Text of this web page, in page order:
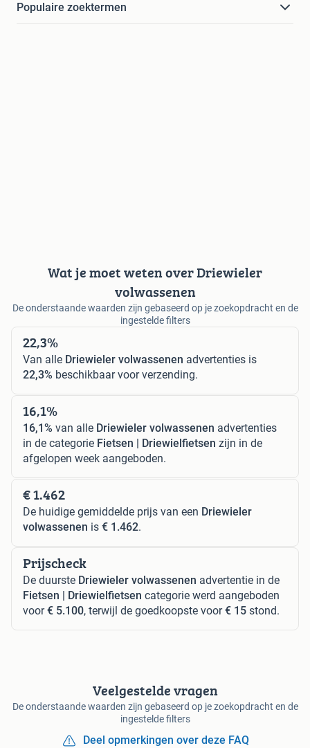
Populaire zoektermen
Wat je moet weten over Driewieler
volwassenen
De onderstaande waarden zijn gebaseerd op je zoekopdracht en de
ingestelde filters
22,3%
Van alle Driewieler volwassenen advertenties is
22,3% beschikbaar voor verzending.
16,1%
16,1% van alle Driewieler volwassenen advertenties
in de categorie Fietsen | Driewielfietsen zijn in de
afgelopen week aangeboden.
€ 1.462
De huidige gemiddelde prijs van een Driewieler
volwassenen is € 1.462.
Prijscheck
De duurste Driewieler volwassenen advertentie in de
Fietsen | Driewielfietsen categorie werd aangeboden
voor€ 5.100, terwijl de goedkoopste voor€ 15 stond.
Veelgestelde vragen
De onderstaande waarden zijn gebaseerd op je zoekopdracht en de
ingestelde filters
Deel opmerkingen over deze FAQ